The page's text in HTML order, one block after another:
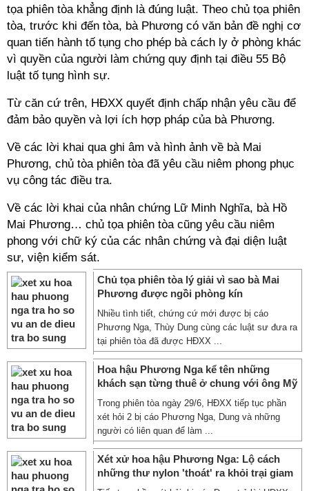
tọa phiên tòa khẳng định là đúng luật. Theo chủ tọa phiên
tòa, trước khi đến tòa, bà Phương có văn bản đề nghị cơ
quan tiến hành tố tụng cho phép bà cách ly ở phòng khác
vì quyền của người làm chứng quy định tại điều 55 Bộ
luật tố tụng hình sự.
Từ căn cứ trên, HĐXX quyết định chấp nhận yêu cầu để
đảm bảo quyền và lợi ích hợp pháp của bà Phương.
Về các lời khai qua ghi âm và hình ảnh về bà Mai
Phương, chủ tòa phiên tòa đã yêu cầu niêm phong phục
vụ công tác điều tra.
Về các lời khai của nhân chứng Lữ Minh Nghĩa, bà Hồ
Mai Phương… chủ tọa phiên tòa cũng yêu cầu niêm
phong với chữ ký của các nhân chứng và đại diện luật
sư, viện kiểm sát.
Chủ tọa phiên tòa lý giải vì sao bà Mai
Phương được ngồi phòng kín
Nhiều tình tiết, chứng cứ mới được bị cáo
Phương Nga, Thùy Dung cùng các luật sư đưa ra
tại phiên tòa đã được HĐXX ...
Hoa hậu Phương Nga kể tên những
khách sạn từng thuê ở chung với ông Mỹ
Trong phiên tòa ngày 29/6, HĐXX tiếp tục phần
xét hỏi 2 bị cáo Phương Nga, Dung và những
người có liên quan để làm ...
Xét xử hoa hậu Phương Nga: Lộ cách
những thư nylon 'thoát' ra khỏi trại giam